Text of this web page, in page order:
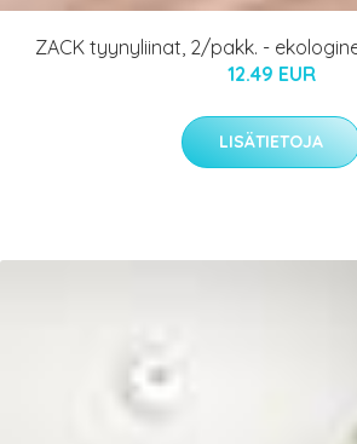
ZACK tyynyliinat, 2/pakk. -
12.49 EUR
LISÄTIETOJA